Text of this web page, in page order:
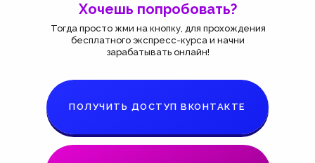
Хочешь попробовать?
Тогда просто жми на кнопку, для прохождения
бесплатного экспресс-курса и начни
зарабатывать онлайн!
ПОЛУЧИТЬ ДОСТУП ВКОНТАКТЕ